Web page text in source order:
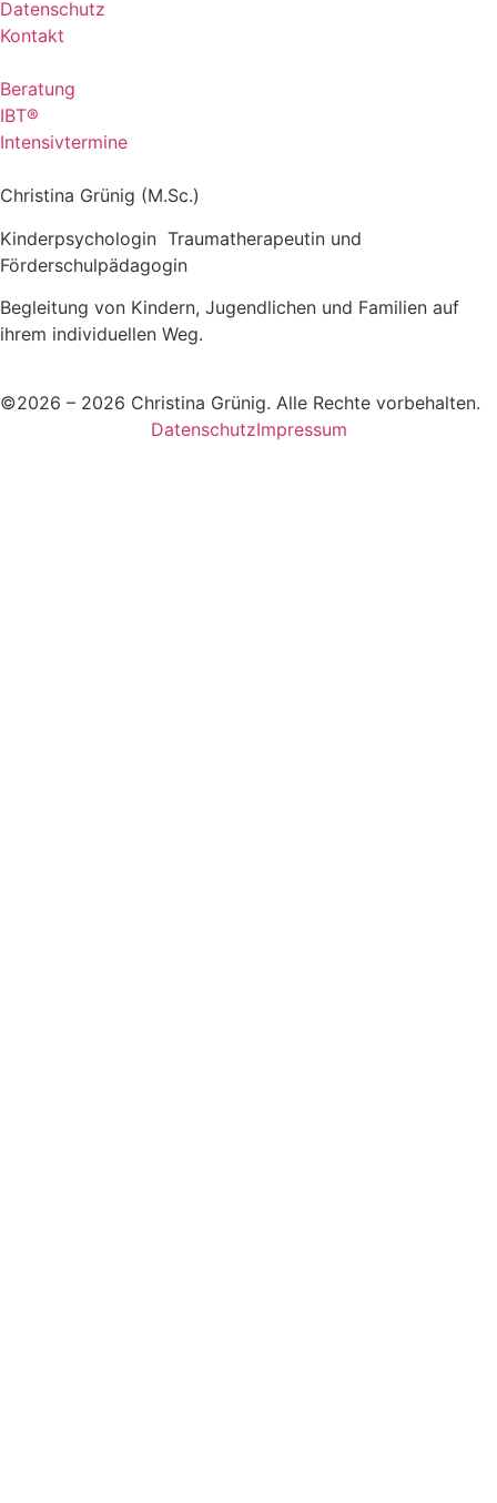
Datenschutz
Kontakt
Beratung
IBT®
Intensivtermine
Christina Grünig (M.Sc.)
Kinderpsychologin Traumatherapeutin und
Förderschulpädagogin
Begleitung von Kindern, Jugendlichen und Familien auf
ihrem individuellen Weg.
©2026 – 2026 Christina Grünig. Alle Rechte vorbehalten.
DatenschutzImpressum